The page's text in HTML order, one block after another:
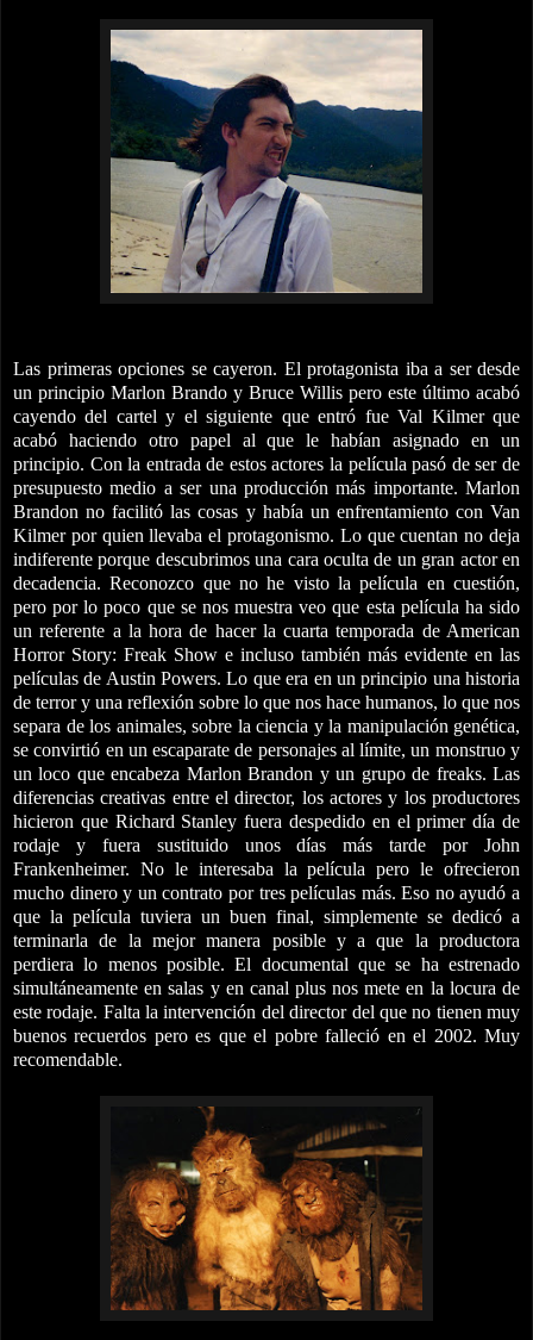
Las primeras opciones se cayeron. El protagonista iba a ser desde
un principio Marlon Brando y Bruce Willis pero este último acabó
cayendo del cartel y el siguiente que entró fue Val Kilmer que
acabó haciendo otro papel al que le habían asignado en un
principio. Con la entrada de estos actores la película pasó de ser de
presupuesto medio a ser una producción más importante. Marlon
Brandon no facilitó las cosas y había un enfrentamiento con Van
Kilmer por quien llevaba el protagonismo. Lo que cuentan no deja
indiferente porque descubrimos una cara oculta de un gran actor en
decadencia. Reconozco que no he visto la película en cuestión,
pero por lo poco que se nos muestra veo que esta película ha sido
un referente a la hora de hacer la cuarta temporada de American
Horror Story: Freak Show e incluso también más evidente en las
películas de Austin Powers. Lo que era en un principio una historia
de terror y una reflexión sobre lo que nos hace humanos, lo que nos
separa de los animales, sobre la ciencia y la manipulación genética,
se convirtió en un escaparate de personajes al límite, un monstruo y
un loco que encabeza Marlon Brandon y un grupo de freaks. Las
diferencias creativas entre el director, los actores y los productores
hicieron que Richard Stanley fuera despedido en el primer día de
rodaje y fuera sustituido unos días más tarde por John
Frankenheimer. No le interesaba la película pero le ofrecieron
mucho dinero y un contrato por tres películas más. Eso no ayudó a
que la película tuviera un buen final, simplemente se dedicó a
terminarla de la mejor manera posible y a que la productora
perdiera lo menos posible. El documental que se ha estrenado
simultáneamente en salas y en canal plus nos mete en la locura de
este rodaje. Falta la intervención del director del que no tienen muy
buenos recuerdos pero es que el pobre falleció en el 2002. Muy
recomendable.